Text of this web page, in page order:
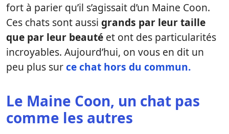
fort à parier qu’il s’agissait d’un Maine Coon.
Ces chats sont aussi grands par leur taille
que par leur beauté et ont des particularités
incroyables. Aujourd’hui, on vous en dit un
peu plus surce chat hors du commun.
Le Maine Coon, un chat pas
comme les autres